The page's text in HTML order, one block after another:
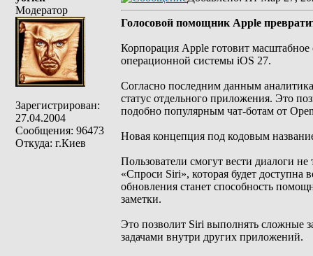
Модератор
Зарегистрирован:
27.04.2004
Сообщения: 96473
Откуда: г.Киев
Голосовой помощник Apple
Корпорация Apple готовит
операционной системы iOS 27.
Согласно последним данным
статус отдельного приложения. Это
подобно популярным чат-ботам от
Новая концепция под кодовым
Пользователи смогут вести диалоги
«Спроси Siri», которая будет доступна
обновления станет способность
заметки.
Это позволит Siri выполнять сложные
задачами внутри других приложений.